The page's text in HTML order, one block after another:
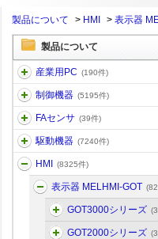
製品について > HMI > 表示器
製品について
産業用PC (190件)
制御機器 (5195件)
FAセンサ (39件)
駆動機器 (7240件)
HMI (8325件)
表示器 MELHMI-GOT
GOT3000シリーズ
GOT2000シリーズ